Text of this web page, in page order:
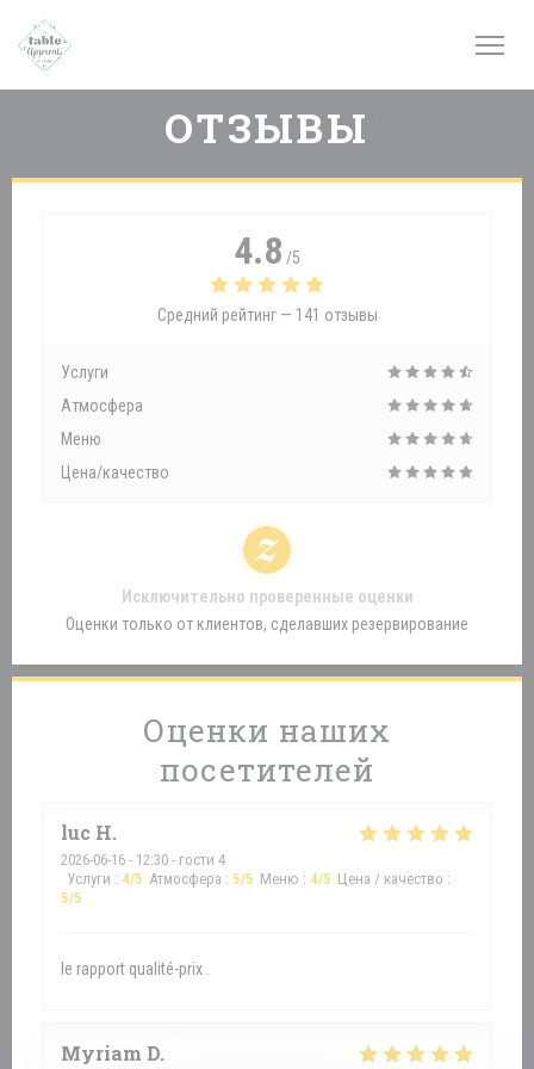
ОТЗЫВЫ
Оценки наших
посетителей
luc H
2026-06-16 - 12:30 - гости 4
Услуги : 4/5 Атмосфера : 5/5 Меню : 4/5 Цена / качество :
5/5
le rapport qualité-prix .
Myriam D
4.8 /5
Средний рейтинг — 141 отзывы
Услуги
Атмосфера
Меню
Цена/качество
Исключительно проверенные оценки
Оценки только от клиентов, сделавших резервирование